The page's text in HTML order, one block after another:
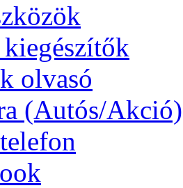
olvasó
(Autós/Akció)